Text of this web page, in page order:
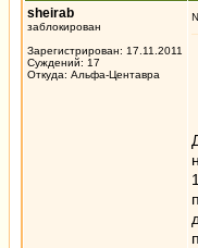
sheirab
заблокирован
Зарегистрирован: 17.11.2011
Суждений: 17
Откуда: Альфа-Центавра